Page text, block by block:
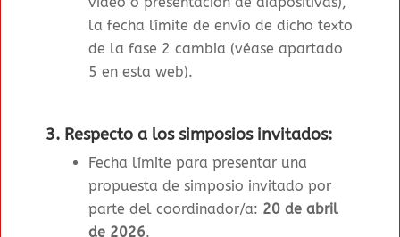
la fecha límite de envío de dicho texto
de la fase 2 cambia (véase apartado
5 en esta web).
3. Respecto a los simposios invitados:
Fecha límite para presentar una
propuesta de simposio invitado por
parte del coordinador/a: 20 de abril
de 2026.